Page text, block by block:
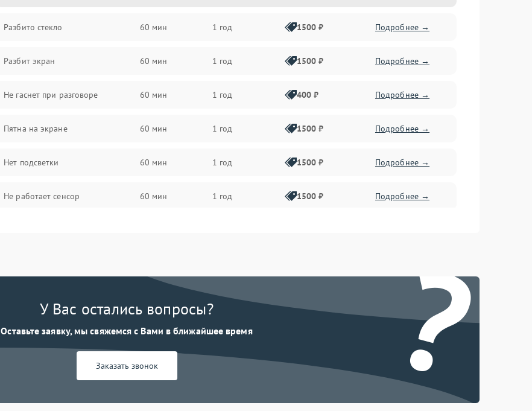
Разбито стекло 60 мин 1 год 1500 ₽ Подробнее →
Разбит экран 60 мин 1 год 1500 ₽ Подробнее →
Не гаснет при разговоре 60 мин 1 год 400 ₽ Подробнее →
Пятна на экране 60 мин 1 год 1500 ₽ Подробнее →
Нет подсветки 60 мин 1 год 1500 ₽ Подробнее →
Не работает сенсор 60 мин 1 год 1500 ₽ Подробнее →
1 год ?
У Вас остались вопросы?
Оставьте заявку, мы свяжемся с Вами в ближайшее время
Заказать звонок